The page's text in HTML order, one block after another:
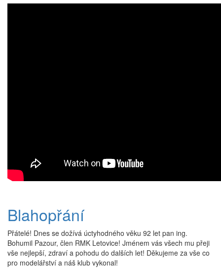
Blahopřání
Přátelé! Dnes se dožívá úctyhodného věku 92 let pan ing.
Bohumil Pazour, člen RMK Letovice! Jménem vás všech mu přeji
vše nejlepší, zdraví a pohodu do dalších let! Děkujeme za vše co
pro modelářství a náš klub vykonal!